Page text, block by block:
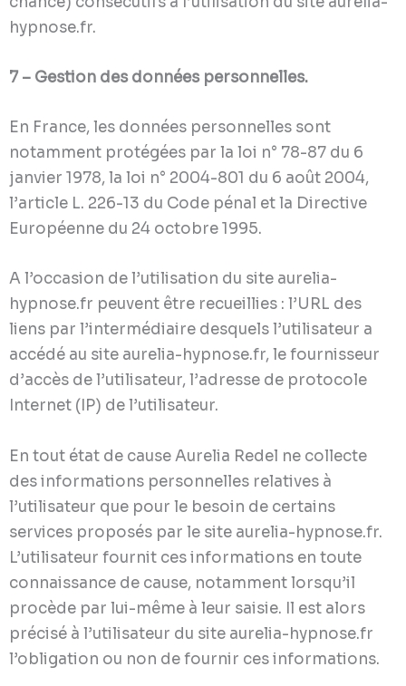
hypnose.fr.
7 – Gestion des données personnelles.
En France, les données personnelles sont
notamment protégées par la loi n° 78-87 du 6
janvier 1978, la loi n° 2004-801 du 6 août 2004,
l’article L. 226-13 du Code pénal et la Directive
Européenne du 24 octobre 1995.
A l’occasion de l’utilisation du site aurelia-
hypnose.fr peuvent être recueillies : l’URL des
liens par l’intermédiaire desquels l’utilisateur a
accédé au site aurelia-hypnose.fr, le fournisseur
d’accès de l’utilisateur, l’adresse de protocole
Internet (IP) de l’utilisateur.
En tout état de cause Aurelia Redel ne collecte
des informations personnelles relatives à
l’utilisateur que pour le besoin de certains
services proposés par le site aurelia-hypnose.fr.
L’utilisateur fournit ces informations en toute
connaissance de cause, notamment lorsqu’il
procède par lui-même à leur saisie. Il est alors
précisé à l’utilisateur du site aurelia-hypnose.fr
l’obligation ou non de fournir ces informations.